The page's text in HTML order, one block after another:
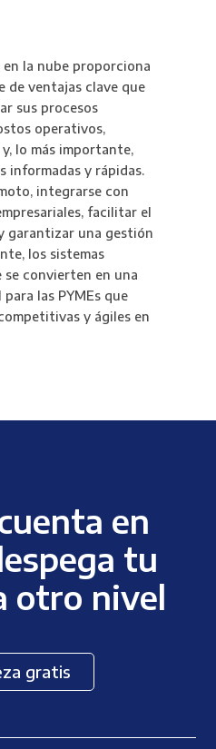
la nube proporciona
de ventajas clave que
sus procesos
operativos,
lo más importante,
informadas y rápidas.
integrarse con
facilitar el
garantizar una gestión
los sistemas
se convierten en una
las PYMEs que
y ágiles en
en
tu
otro nivel
gratis